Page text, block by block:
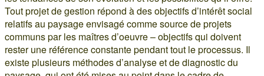
Tout projet de gestion répond à des objectifs d’intérêt social
relatifs au paysage envisagé comme source de projets
communs par les maîtres d’oeuvre – objectifs qui doivent
rester une référence constante pendant tout le processus. Il
existe plusieurs méthodes d’analyse et de diagnostic du